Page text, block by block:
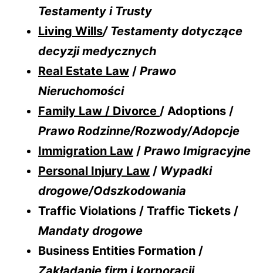
Testamenty i Trusty
Living Wills/ Testamenty dotyczące
decyzji medycznych
Real Estate Law / Prawo
Nieruchomości
Family Law / Divorce / Adoptions /
Prawo Rodzinne/Rozwody/Adopcje
Immigration Law / Prawo Imigracyjne
Personal Injury Law / Wypadki
drogowe/Odszkodowania
Traffic Violations / Traffic Tickets /
Mandaty drogowe
Business Entities Formation /